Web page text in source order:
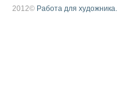
2012© Работа для художника.